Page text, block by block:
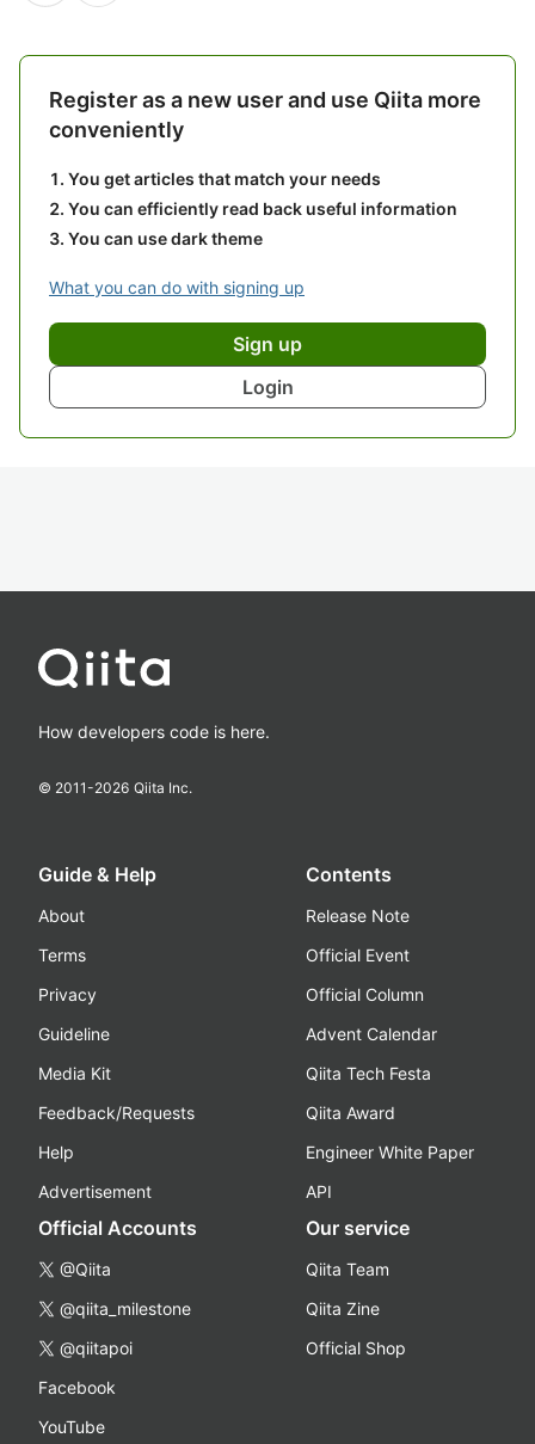
Register as a new user and use Qiita more
conveniently
You get articles that match your needs
You can efficiently read back useful information
You can use dark theme
What you can do with signing up
Sign up
Login
How developers code is here.
© 2011-2026 Qiita Inc.
Guide & Help
About
Terms
Privacy
Guideline
Media Kit
Feedback/Requests
Help
Advertisement
Contents
Release Note
Official Event
Official Column
Advent Calendar
Qiita Tech Festa
Qiita Award
Engineer White Paper
API
Official Accounts
@Qiita
@qiita_milestone
@qiitapoi
Facebook
YouTube
Our service
Qiita Team
Qiita Zine
Official Shop